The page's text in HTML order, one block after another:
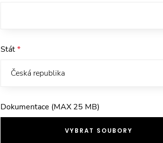
Stát*
Dokumentace (MAX 25 MB)
VYBRAT SOUBORY